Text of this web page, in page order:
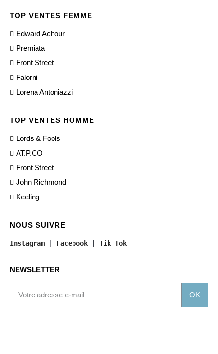
TOP VENTES FEMME
Edward Achour
Premiata
Front Street
Falorni
Lorena Antoniazzi
TOP VENTES HOMME
Lords & Fools
AT.P.CO
Front Street
John Richmond
Keeling
NOUS SUIVRE
Instagram Facebook Tik Tok
NEWSLETTER
OK